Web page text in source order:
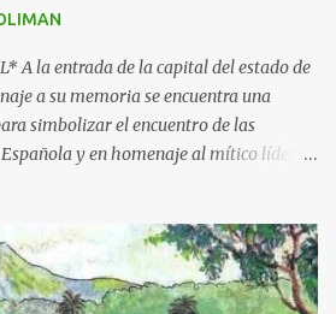
A la entrada de la capital del estado de
a su memoria se encuentra una
simbolizar el encuentro de las
y en homenaje al mítico líder
representa a un ideal guerrero en pie,
más de 7 metros de alto. La estatua
descansa sobre un pedestal con el